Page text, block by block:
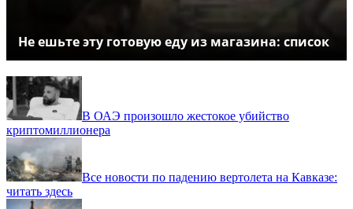
Не ешьте эту готовую еду из магазина: список
В ОАЭ произошло жестокое убийство
криптомиллионера
Все новости по падению вертолета на Кавказе:
читать здесь